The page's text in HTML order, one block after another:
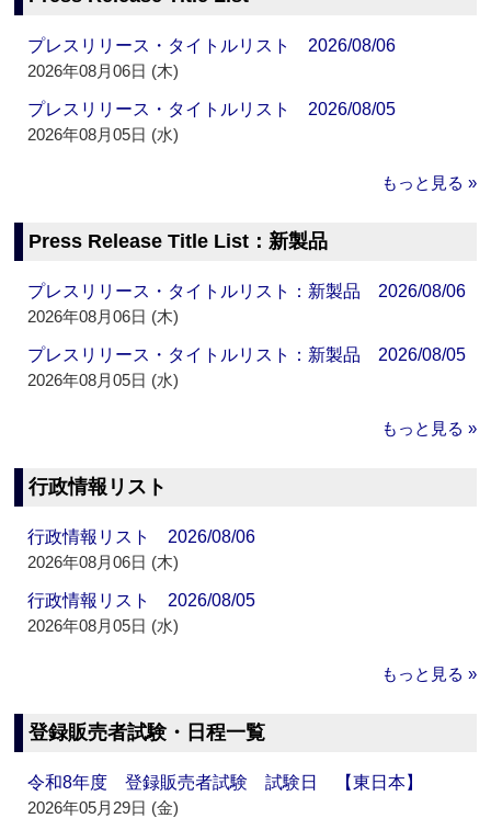
プレスリリース・タイトルリスト 2026/08/06
2026年08月06日 (木)
プレスリリース・タイトルリスト 2026/08/05
2026年08月05日 (水)
もっと見る »
Press Release Title List：新製品
プレスリリース・タイトルリスト：新製品 2026/08/06
2026年08月06日 (木)
プレスリリース・タイトルリスト：新製品 2026/08/05
2026年08月05日 (水)
もっと見る »
行政情報リスト
行政情報リスト 2026/08/06
2026年08月06日 (木)
行政情報リスト 2026/08/05
2026年08月05日 (水)
もっと見る »
登録販売者試験・日程一覧
令和8年度 登録販売者試験 試験日 【東日本】
2026年05月29日 (金)